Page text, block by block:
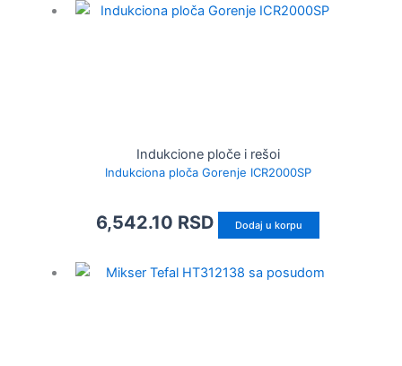
Indukcione ploče i rešoi
Indukciona ploča Gorenje ICR2000SP
6,542.10 RSD Dodaj u korpu